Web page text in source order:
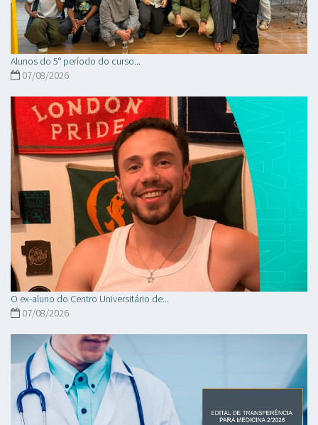
Alunos do 5° período do curso...
07/08/2026
O ex-aluno do Centro Universitário de...
07/08/2026